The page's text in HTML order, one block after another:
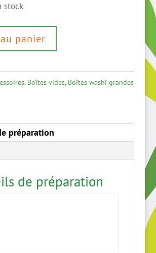
stock
panier
, Boîtes vides, Boîtes washi grandes
préparation
de préparation